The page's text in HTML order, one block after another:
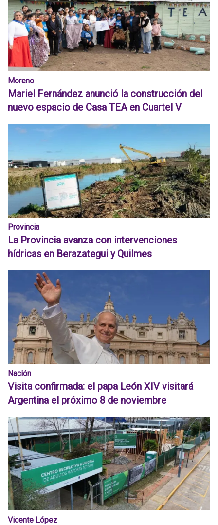
Moreno
Mariel Fernández anunció la construcción del
nuevo espacio de Casa TEA en Cuartel V
Provincia
La Provincia avanza con intervenciones
hídricas en Berazategui y Quilmes
Nación
Visita confirmada: el papa León XIV visitará
Argentina el próximo 8 de noviembre
Vicente López